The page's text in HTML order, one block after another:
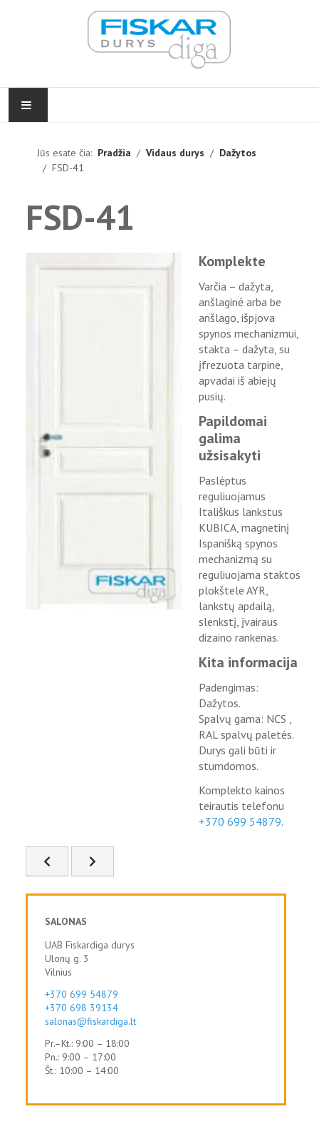
VIDAUS DURYS
LAUKO DURYS
Jūs esate čia: Pradžia Vidaus durys
Dažytos
FSD-41
FSD-41
Komplekte
Varčia – dažyta,
anšlaginė arba be
anšlago, išpjova
spynos mechanizmui,
stakta – dažyta, su
įfrezuota tarpine,
apvadai iš abiejų
pusių.
Papildomai
galima
užsisakyti
Paslėptus
reguliuojamus
Itališkus lankstus
KUBICA, magnetinį
Ispanišką spynos
mechanizmą su
reguliuojama staktos
plokštele AYR,
lankstų apdailą,
slenkstį, įvairaus
dizaino rankenas.
Kita informacija
Padengimas:
Dažytos.
Spalvų gama: NCS ,
RAL spalvų paletės.
Durys gali būti ir
stumdomos.
Komplekto kainos
teirautis telefonu
+370 699 54879.
Ankstesnis straipsnis: FSD-40
Kitas straipsnis: FSD-42
SALONAS
UAB Fiskardiga durys
Ulonų g. 3
Vilnius
+370 699 54879
+370 698 39134
salonas@fiskardiga.lt
Pr.–Kt.: 9:00 – 18:00
Pn.: 9:00 – 17:00
Št.: 10:00 – 14:00